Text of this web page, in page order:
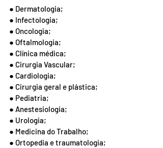
● Dermatologia;
● Infectologia;
● Oncologia;
● Oftalmologia;
● Clínica médica;
● Cirurgia Vascular;
● Cardiologia;
● Cirurgia geral e plástica;
● Pediatria;
● Anestesiologia;
● Urologia;
● Medicina do Trabalho;
● Ortopedia e traumatologia;